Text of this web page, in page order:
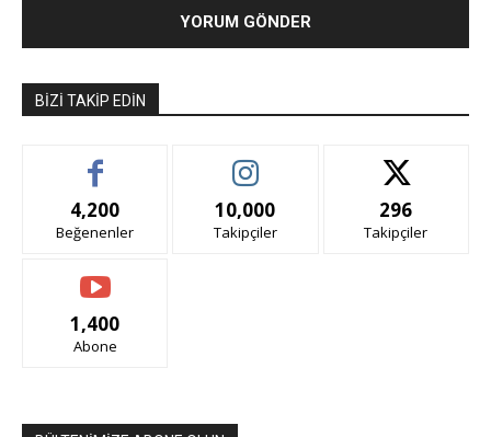
BIZI TAKIP EDIN
4,200
Beğenenler
10,000
Takipçiler
296
Takipçiler
1,400
Abone